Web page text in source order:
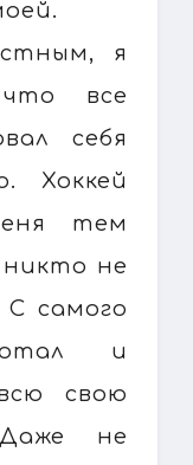
я
все
себя
Хоккей
тем
не
самого
и
свою
не